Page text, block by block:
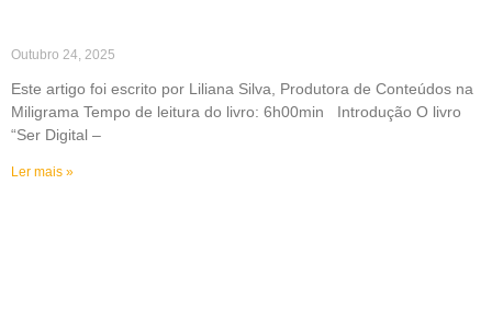
Outubro 24, 2025
Este artigo foi escrito por Liliana Silva, Produtora de Conteúdos na
Miligrama Tempo de leitura do livro: 6h00min Introdução O livro
“Ser Digital –
Ler mais »